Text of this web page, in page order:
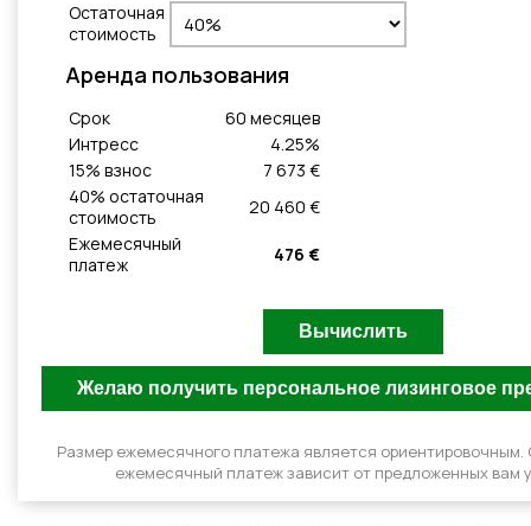
Остаточная
стоимость
Aренда пользования
Cрок 60 месяцeв
Интресс
4.25%
15% взнос
7 673 €
40% остаточная
стоимость
20 460 €
Ежемесячный
платеж
476 €
Размер ежемесячного платежа является
ежемесячный платеж зависит от предложенных вам